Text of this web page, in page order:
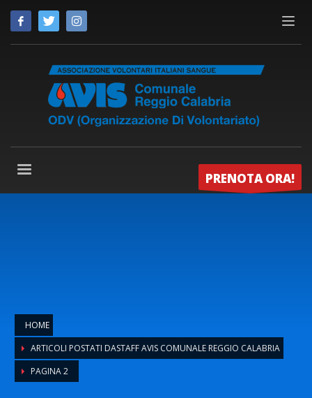
PRENOTA ORA!
HOME
ARTICOLI POSTATI DASTAFF AVIS COMUNALE REGGIO CALABRIA
PAGINA 2